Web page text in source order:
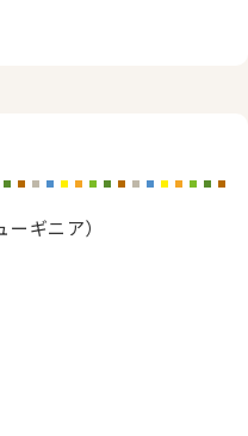
ギニア）